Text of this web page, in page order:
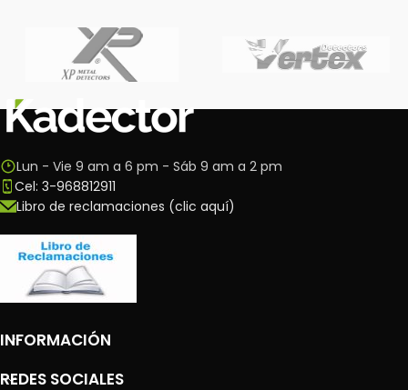
Lun - Vie 9 am a 6 pm - Sáb 9 am a 2 pm
Cel: 3-968812911
Libro de reclamaciones (clic aquí)
INFORMACIÓN
REDES SOCIALES